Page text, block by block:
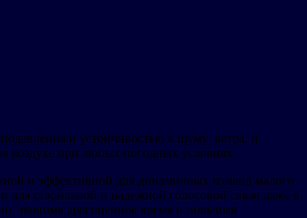
и устойчивостью к шуму ветра, и
воздухе при любых погодных условиях.
и эффективной для динамичных команд малого
для стабильной и надежной голосовой связи даже в
экономя драгоценное время и повышая